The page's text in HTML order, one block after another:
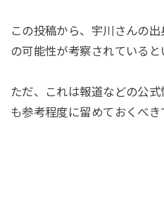
この投稿から、宇川さんの
の可能性が考察されていると
ただ、これは報道などの公
も参考程度に留めておくべき